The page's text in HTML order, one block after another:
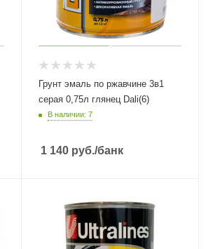
Грунт эмаль по ржавчине 3в1
серая 0,75л глянец Dali(6)
В наличии: 7
1 140 руб./банк